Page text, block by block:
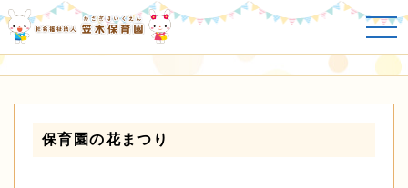
園の生活アラカルト
保育園の花まつり